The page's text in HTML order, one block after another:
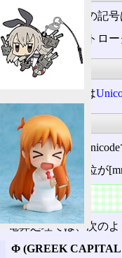
「直径 の記号」の記
この記号は、ストロ
空集合∅
は
直径の記号⌀
直径の記号⌀は
直径の場合、単位が
符号
電算処理では、次のよ
Φ (GREEK